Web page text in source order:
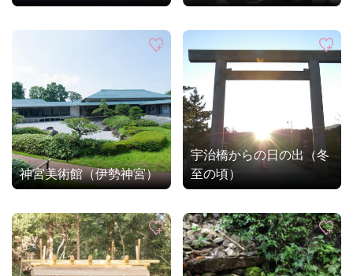
神宮美術館（伊勢神宮）
宇治橋からの日の出（冬
至の頃）